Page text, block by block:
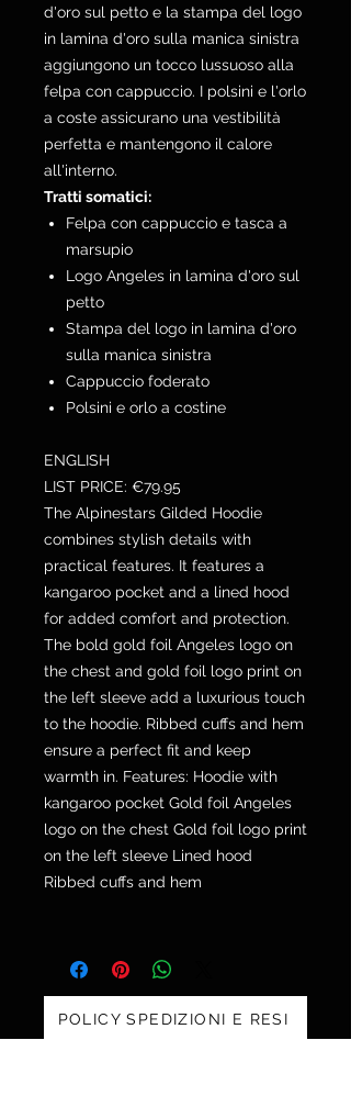
d'oro sul petto e la stampa del logo
in lamina d'oro sulla manica sinistra
aggiungono un tocco lussuoso alla
felpa con cappuccio. I polsini e l'orlo
a coste assicurano una vestibilità
perfetta e mantengono il calore
all'interno.
Tratti somatici:
Felpa con cappuccio e tasca a
marsupio
Logo Angeles in lamina d'oro sul
petto
Stampa del logo in lamina d'oro
sulla manica sinistra
Cappuccio foderato
Polsini e orlo a costine
ENGLISH
LIST PRICE: €79.95
The Alpinestars Gilded Hoodie
combines stylish details with
practical features. It features a
kangaroo pocket and a lined hood
for added comfort and protection.
The bold gold foil Angeles logo on
the chest and gold foil logo print on
the left sleeve add a luxurious touch
to the hoodie. Ribbed cuffs and hem
ensure a perfect fit and keep
warmth in. Features: Hoodie with
kangaroo pocket Gold foil Angeles
logo on the chest Gold foil logo print
on the left sleeve Lined hood
Ribbed cuffs and hem
POLICY SPEDIZIONI E RESI